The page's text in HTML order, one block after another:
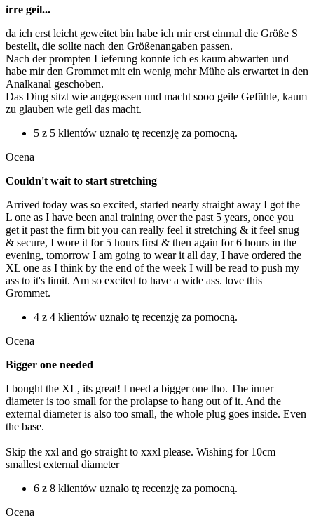
irre geil...
da ich erst leicht geweitet bin habe ich mir erst einmal die Größe S
bestellt, die sollte nach den Größenangaben passen.
Nach der prompten Lieferung konnte ich es kaum abwarten und
habe mir den Grommet mit ein wenig mehr Mühe als erwartet in den
Analkanal geschoben.
Das Ding sitzt wie angegossen und macht sooo geile Gefühle, kaum
zu glauben wie geil das macht.
5 z 5 klientów uznało tę recenzję za pomocną.
Ocena
Couldn't wait to start stretching
Arrived today was so excited, started nearly straight away I got the
L one as I have been anal training over the past 5 years, once you
get it past the firm bit you can really feel it stretching & it feel snug
& secure, I wore it for 5 hours first & then again for 6 hours in the
evening, tomorrow I am going to wear it all day, I have ordered the
XL one as I think by the end of the week I will be read to push my
ass to it's limit. Am so excited to have a wide ass. love this
Grommet.
4 z 4 klientów uznało tę recenzję za pomocną.
Ocena
Bigger one needed
I bought the XL, its great! I need a bigger one tho. The inner
diameter is too small for the prolapse to hang out of it. And the
external diameter is also too small, the whole plug goes inside. Even
the base.
Skip the xxl and go straight to xxxl please. Wishing for 10cm
smallest external diameter
6 z 8 klientów uznało tę recenzję za pomocną.
Ocena